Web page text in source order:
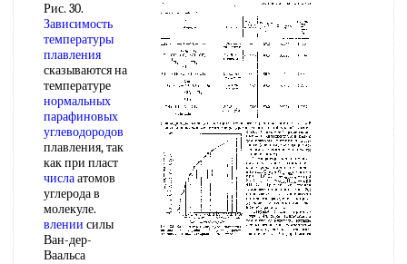
Рис. 30.
Зависимость
температуры
плавления
сказываются на
температуре
нормальных
парафиновых
углеводородов
плавления, так
как при пласт
числаатомов
углерода в
молекуле.
влении силы
Ван-дер-
Ваальса